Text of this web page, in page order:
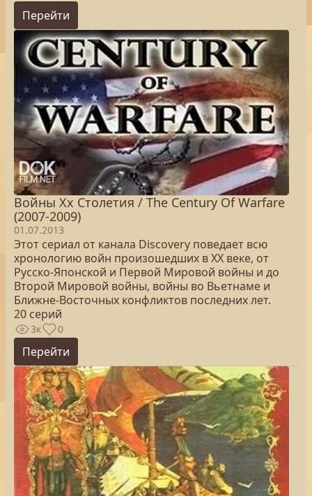
Перейти
Войны Xx Столетия / The Century Of Warfare
(2007-2009)
01.07.2013
Этот сериал от канала Discovery поведает всю
хронологию войн произошедших в XX веке, от
Русско-Японской и Первой Мировой войны и до
Второй Мировой войны, войны во Вьетнаме и
Ближне-Восточных конфликтов последних лет.
20 серий
3к 0
Перейти